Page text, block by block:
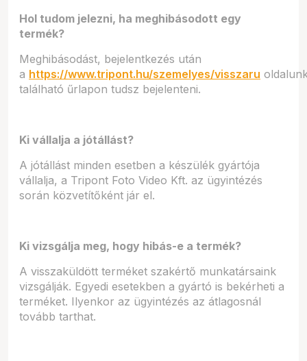
Hol tudom jelezni, ha meghibásodott egy
termék?
Meghibásodást, bejelentkezés után
a https://www.tripont.hu/szemelyes/visszaru
található űrlapon tudsz bejelenteni.
Ki vállalja a jótállást?
A jótállást minden esetben a készülék gyártója
vállalja, a Tripont Foto Video Kft. az ügyintézés
során közvetítőként jár el.
Ki vizsgálja meg, hogy hibás-e a termék?
A visszaküldött terméket szakértő munkatársaink
vizsgálják. Egyedi esetekben a gyártó is bekérheti a
terméket. Ilyenkor az ügyintézés az átlagosnál
tovább tarthat.